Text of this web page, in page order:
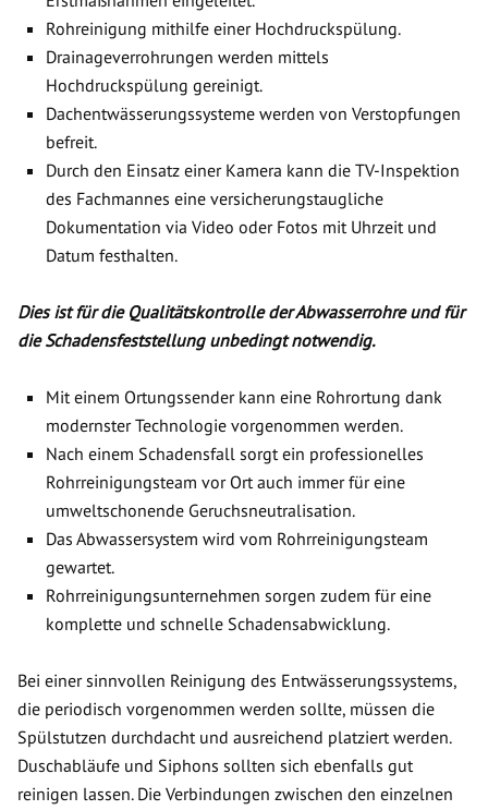
Rohreinigung mithilfe einer Hochdruckspülung.
Drainageverrohrungen werden mittels
Hochdruckspülung gereinigt.
Dachentwässerungssysteme werden von Verstopfungen
befreit.
Durch den Einsatz einer Kamera kann die TV-Inspektion
des Fachmannes eine versicherungstaugliche
Dokumentation via Video oder Fotos mit Uhrzeit und
Datum festhalten.
Dies ist für die Qualitätskontrolle der Abwasserrohre und für
die Schadensfeststellung unbedingt notwendig.
Mit einem Ortungssender kann eine Rohrortung dank
modernster Technologie vorgenommen werden.
Nach einem Schadensfall sorgt ein professionelles
Rohrreinigungsteam vor Ort auch immer für eine
umweltschonende Geruchsneutralisation.
Das Abwassersystem wird vom Rohrreinigungsteam
gewartet.
Rohrreinigungsunternehmen sorgen zudem für eine
komplette und schnelle Schadensabwicklung.
Bei einer sinnvollen Reinigung des Entwässerungssystems,
die periodisch vorgenommen werden sollte, müssen die
Spülstutzen durchdacht und ausreichend platziert werden.
Duschabläufe und Siphons sollten sich ebenfalls gut
reinigen lassen. Die Verbindungen zwischen den einzelnen